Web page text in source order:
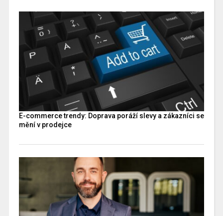
E-commerce trendy: Doprava poráží slevy a zákazníci se
mění v prodejce